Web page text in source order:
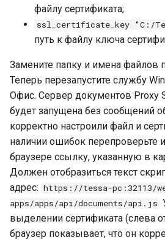
файлу сертификата;
ssl_certificate_key "C:/
путь к файлу ключа
Замените папку и имена файлов
Теперь перезапустите службу
Офис. Сервер документов Proxy
будет запущена без сообщений
корректно настроили файл и
наличии ошибок перепроверьте
браузере ссылку, указанную в
Должен отобразиться текст
адрес: https://tessa-pc:32113/
apps/apps/api/documents/api.js
выделении сертификата (слева
браузер показывает, что он